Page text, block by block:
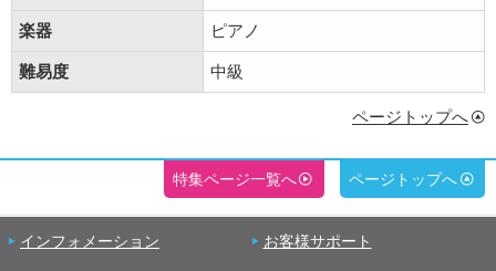
楽器 ピアノ
難易度 中級
ページトップへ
特集ページ一覧へ ページトップへ
インフォメーション お客様サポート